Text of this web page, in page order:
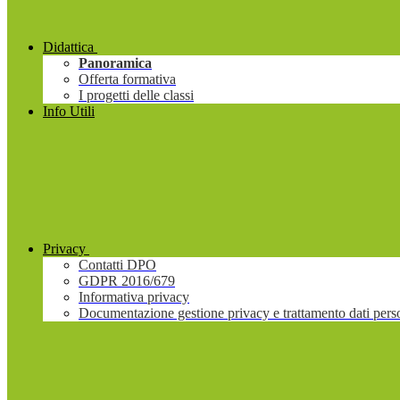
Didattica
Panoramica
Offerta formativa
I progetti delle classi
Info Utili
Privacy
Contatti DPO
GDPR 2016/679
Informativa privacy
Documentazione gestione privacy e trattamento dati